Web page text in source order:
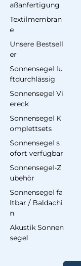
aßanfertigung
Textilmembran
e
Unsere Bestsell
er
Sonnensegel lu
ftdurchlässig
Sonnensegel Vi
ereck
Sonnensegel K
omplettsets
Sonnensegel s
ofort verfügbar
Sonnensegel-Z
ubehör
Sonnensegel fa
ltbar / Baldachi
n
Akustik Sonnen
segel